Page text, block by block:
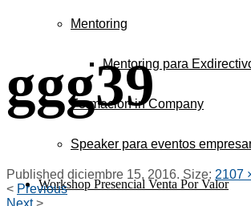
Mentoring
Mentoring para
Formación in Company
Speaker para eventos
Workshop Presencial Venta Por Valor
ggg39
Published diciembre 15, 2016. Size: 2107
< Previous